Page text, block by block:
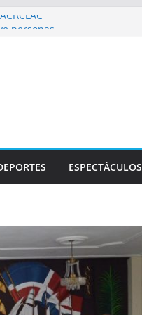
de calidad ISO
médico
ESPECTÁCULOS